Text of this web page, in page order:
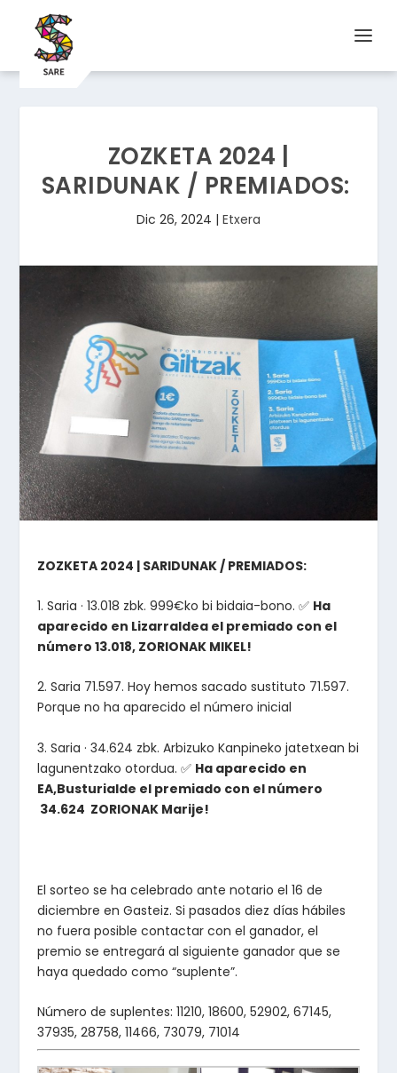
ZOZKETA 2024 |
SARIDUNAK / PREMIADOS:
Dic 26, 2024 | Etxera
ZOZKETA 2024 | SARIDUNAK / PREMIADOS:
1. Saria · 13.018 zbk. 999€ko bi bidaia-bono. ✅ Ha
aparecido en Lizarraldea el premiado con el
número 13.018, ZORIONAK MIKEL!
2. Saria 71.597. Hoy hemos sacado sustituto 71.597.
Porque no ha aparecido el número inicial
3. Saria · 34.624 zbk. Arbizuko Kanpineko jatetxean bi
lagunentzako otordua. ✅ Ha aparecido en
EA,Busturialde el premiado con el número
34.624 ZORIONAK Marije!
El sorteo se ha celebrado ante notario el 16 de
diciembre en Gasteiz. Si pasados diez días hábiles
no fuera posible contactar con el ganador, el
premio se entregará al siguiente ganador que se
haya quedado como “suplente”.
Número de suplentes: 11210, 18600, 52902, 67145,
37935, 28758, 11466, 73079, 71014